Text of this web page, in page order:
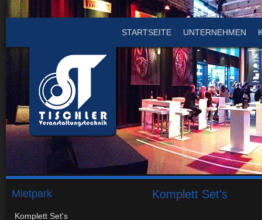
STARTSEITE UNTERNEHMEN
Mietpark
Komplett Set's
Komplett Set's